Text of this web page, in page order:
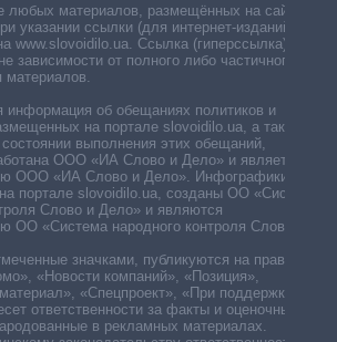
любых материалов, размещённых на сайте,
указании ссылки (для интернет-изданий —
www.slovoidilo.ua. Ссылка (гиперссылка)
зависимости от полного либо частичного
материалов.
информация об обещаниях политиков и
на портале slovoidilo.ua, а также
выполнения этих обещаний,
ООО «ИА Слово и Дело» и является
ООО «ИА Слово и Дело». Инфографики,
портале slovoidilo.ua, созданы ОО «Система
Слово и Дело» и являются
ОО «Система народного контроля Слово и
значками, публикуются на правах
«Новости компаний», «Позиция»,
«Спецпроект», «При поддержке».
ответственности за факты и оценочные
в рекламных материалах.